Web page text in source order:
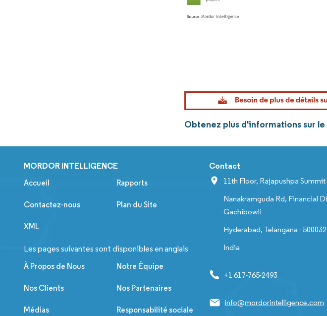
Obtenez plus d'informations sur
MORDOR INTELLIGENCE
Accueil Rapports
Contactez-nous Plan du Site
XML
Les pages suivantes sont disponibles en anglais
À Propos de Nous Notre Équipe
Nos Clients Nos Partenaires
Médias Responsabilité sociale
Contact
11th Floor, Rajapushpa Summit
Nanakramguda Rd, Financial
Gachibowli
Hyderabad, Telangana - 500032
India
+1 617-765-2493
info@mordorintelligence.com